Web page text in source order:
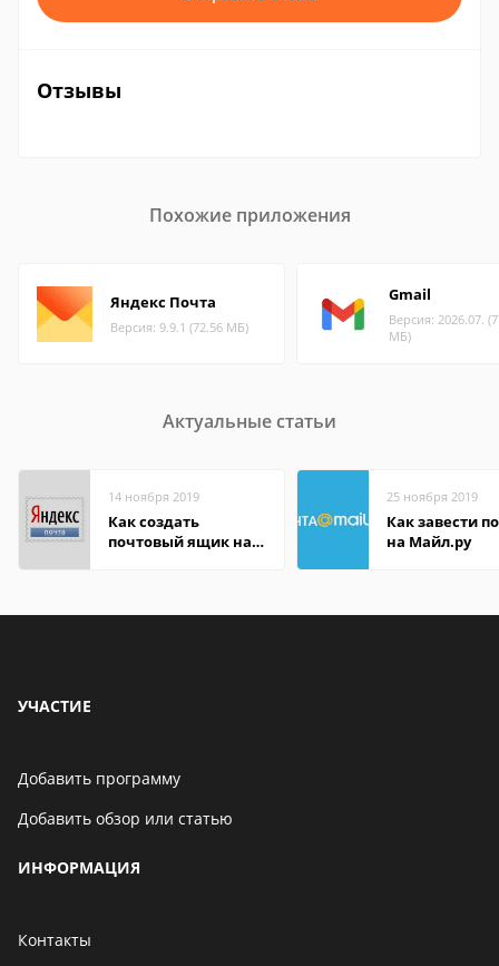
Отзывы
Похожие приложения
Яндекс Почта
Версия: 9.9.1 (72.56 МБ)
Gmail
Версия: 2026.07.
МБ)
Актуальные статьи
14 ноября 2019
Как создать
почтовый ящик на
25 ноября 2019
Как завести
на Майл.ру
УЧАСТИЕ
Добавить программу
Добавить обзор или статью
ИНФОРМАЦИЯ
Контакты